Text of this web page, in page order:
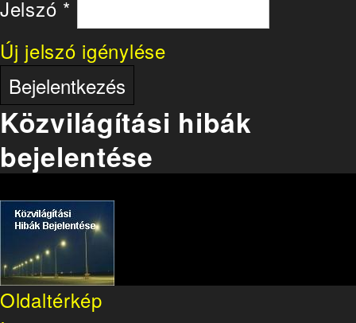
Jelszó *
Új jelszó igénylése
Közvilágítási hibák
bejelentése
Oldaltérkép